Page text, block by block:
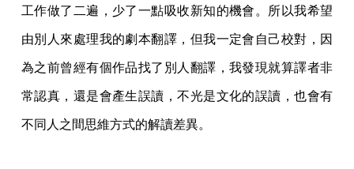
工作做了二遍，少了一點吸收新知的機會。所以我希望
由別人來處理我的劇本翻譯，但我一定會自己校對，因
為之前曾經有個作品找了別人翻譯，我發現就算譯者非
常認真，還是會產生誤讀，不光是文化的誤讀，也會有
不同人之間思維方式的解讀差異。